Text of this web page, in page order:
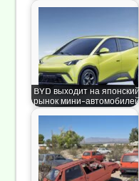
BYD выходит на японский
рынок мини-автомобилей